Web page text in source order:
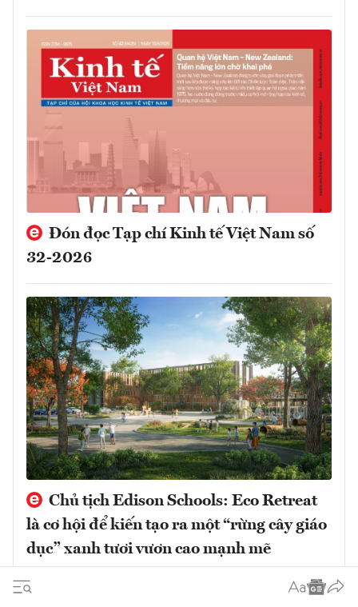
Đón đọc Tạp chí Kinh tế Việt Nam số
32-2026
Chủ tịch Edison Schools: Eco Retreat
là cơ hội để kiến tạo ra một “rừng cây giáo
dục” xanh tươi vươn cao mạnh mẽ